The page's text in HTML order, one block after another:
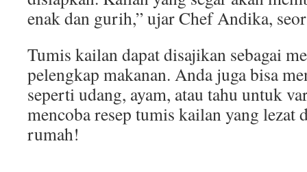
enak dan gurih,” ujar Chef Andika,
Tumis kailan dapat disajikan sebagai
pelengkap makanan. Anda juga bisa
seperti udang, ayam, atau tahu untuk
mencoba resep tumis kailan yang lezat
rumah!